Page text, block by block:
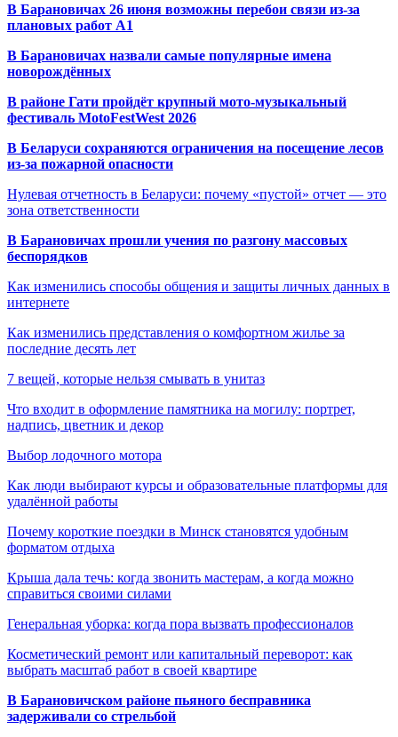
В Барановичах 26 июня возможны перебои связи из-за
плановых работ A1
В Барановичах назвали самые популярные имена
новорождённых
В районе Гати пройдёт крупный мото-музыкальный
фестиваль MotoFestWest 2026
В Беларуси сохраняются ограничения на посещение лесов
из-за пожарной опасности
Нулевая отчетность в Беларуси: почему «пустой» отчет — это
зона ответственности
В Барановичах прошли учения по разгону массовых
беспорядков
Как изменились способы общения и защиты личных данных в
интернете
Как изменились представления о комфортном жилье за
последние десять лет
7 вещей, которые нельзя смывать в унитаз
Что входит в оформление памятника на могилу: портрет,
надпись, цветник и декор
Выбор лодочного мотора
Как люди выбирают курсы и образовательные платформы для
удалённой работы
Почему короткие поездки в Минск становятся удобным
форматом отдыха
Крыша дала течь: когда звонить мастерам, а когда можно
справиться своими силами
Генеральная уборка: когда пора вызвать профессионалов
Косметический ремонт или капитальный переворот: как
выбрать масштаб работ в своей квартире
В Барановичском районе пьяного бесправника
задерживали со стрельбой